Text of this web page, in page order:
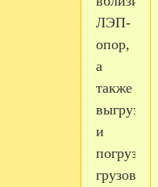
ЛЭП-
опор,
а
также
выгрузке
и
погрузке
грузов